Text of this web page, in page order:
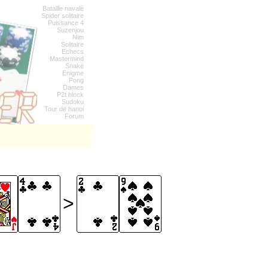
Bataille navale
Spider solitaire
Puissance 4
Suzenjou
Nim
Solitaire
Echecs
Mastermind
Snake
Enigme
Pong
Dames
P2t block
Sudoku
Tour de hanoi
Forum
>